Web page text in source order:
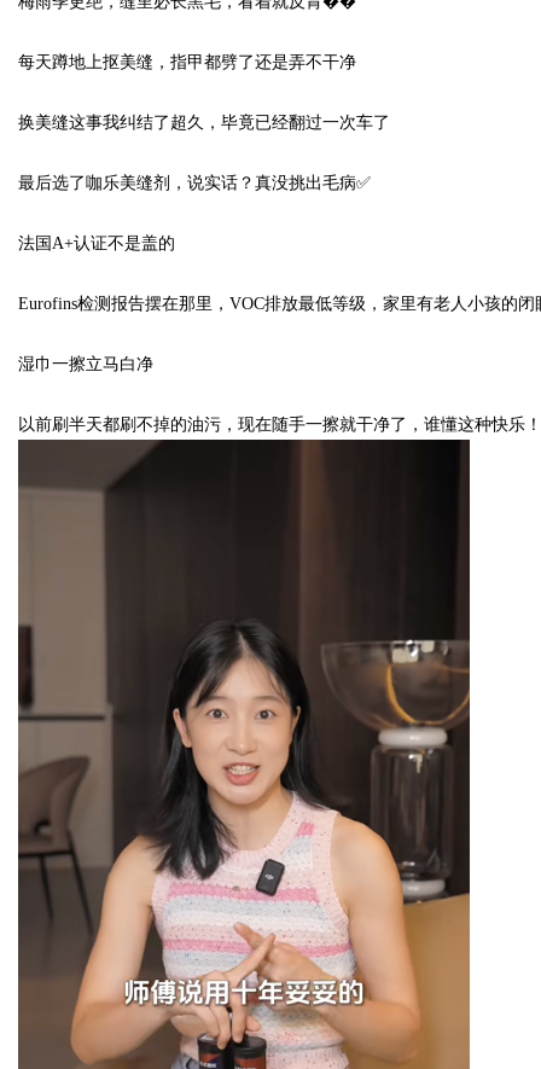
每天蹲地上抠美缝，指甲都劈了还是弄不干净
换美缝这事我纠结了超久，毕竟已经翻过一次车了
最后选了咖乐美缝剂，说实话？真没挑出毛病✅
法国 A+认证不是盖的
Eurofins检测报告摆在那里， VOC排放最低等级，家里有老人小孩的闭
湿巾一擦立马白净
以前刷半天都刷不掉的油污，现在随手一擦就干净了，谁懂这种快乐